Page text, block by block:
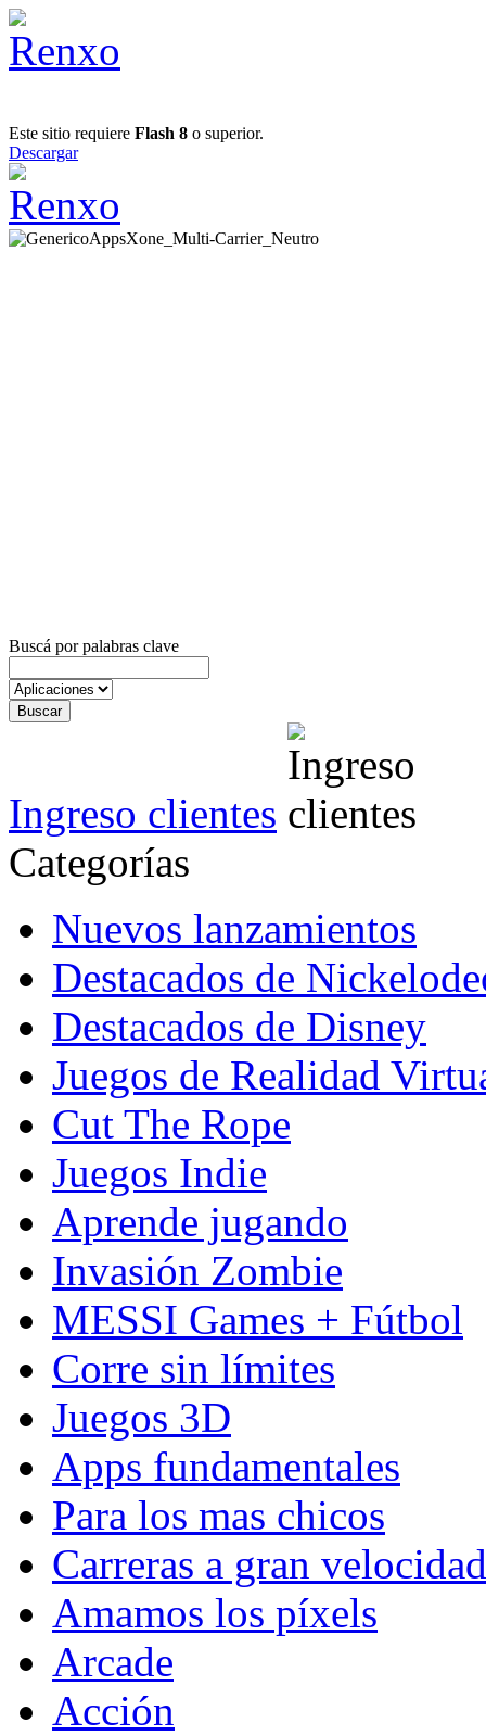
Este sitio requiere Flash 8 o superior.
Descargar
Buscá por palabras clave
Ingreso clientes
Categorías
Nuevos lanzamientos
Destacados de
Destacados de Disney
Juegos de Realidad
Cut The Rope
Juegos Indie
Aprende jugando
Invasión Zombie
MESSI Games + Fútbol
Corre sin límites
Juegos 3D
Apps fundamentales
Para los mas chicos
Carreras a gran velocidad
Amamos los píxels
Arcade
Acción